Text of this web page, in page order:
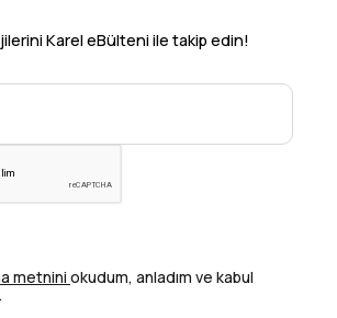
Karel eBülteni ile takip edin!
metnini okudum, anladım ve kabul